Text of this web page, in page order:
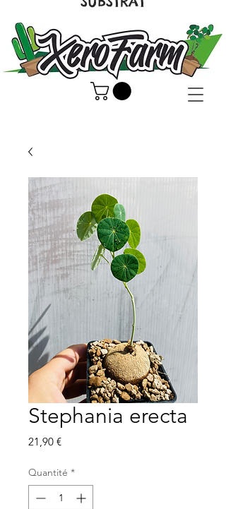
Stephania erecta
21,90 €Prix
Quantité *